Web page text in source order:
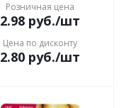
Розничная цена
2.98руб./шт
Цена по дисконту
2.80руб./шт